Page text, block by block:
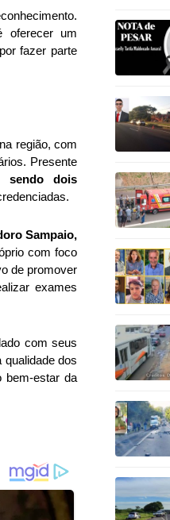
oferecer um
fazer parte
região, com
Presente
sendo dois
Sampaio,
com foco
de promover
exames
com seus
qualidade dos
bem-estar da